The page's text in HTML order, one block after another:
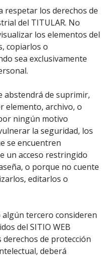
respetar los derechos de
del TITULAR. No
los elementos del
copiarlos o
sea exclusivamente
abstendrá de suprimir,
elemento, archivo, o
ningún motivo
la seguridad, los
se encuentren
un acceso restringido
o porque no cuente
editarlos o
algún tercero consideren
del SITIO WEB
de protección
deberá